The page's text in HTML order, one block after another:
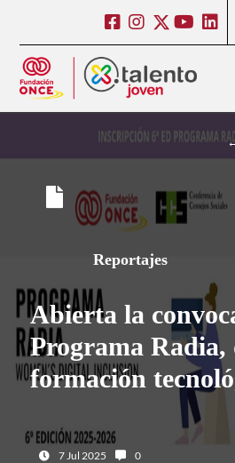
FacebookInstagram
TwitterYoutube
Abierta la
Programa Radia,
formación
Reportajes
Fecha:
7 Jul 2025 Número de
0